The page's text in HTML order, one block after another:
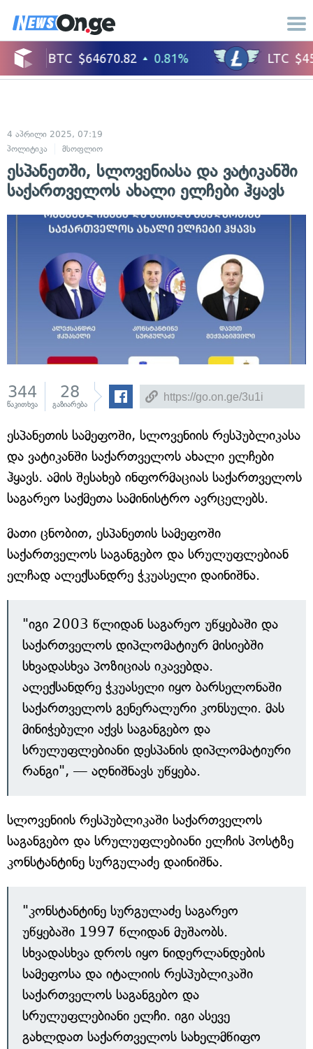
4 აპრილი 2025, 07:19
პოლიტიკა
მსოფლიო
ესპანეთში, სლოვენიასა და ვატიკანში
საქართველოს ახალი ელჩები ჰყავს
344
წაკითხვა
28
გაზიარება
ესპანეთის სამეფოში, სლოვენიის რესპუბლიკასა
და ვატიკანში საქართველოს ახალი ელჩები
ჰყავს. ამის შესახებ ინფორმაციას საქართველოს
საგარეო საქმეთა სამინისტრო ავრცელებს.
მათი ცნობით, ესპანეთის სამეფოში
საქართველოს საგანგებო და სრულუფლებიან
ელჩად ალექსანდრე ჭკუასელი დაინიშნა.
"იგი 2003 წლიდან საგარეო უწყებაში და
საქართველოს დიპლომატიურ მისიებში
სხვადასხვა პოზიციას იკავებდა.
ალექსანდრე ჭკუასელი იყო ბარსელონაში
საქართველოს გენერალური კონსული. მას
მინიჭებული აქვს საგანგებო და
სრულუფლებიანი დესპანის დიპლომატიური
რანგი", — აღნიშნავს უწყება.
სლოვენიის რესპუბლიკაში საქართველოს
საგანგებო და სრულუფლებიანი ელჩის პოსტზე
კონსტანტინე სურგულაძე დაინიშნა.
"კონსტანტინე სურგულაძე საგარეო
უწყებაში 1997 წლიდან მუშაობს.
სხვადასხვა დროს იყო ნიდერლანდების
სამეფოსა და იტალიის რესპუბლიკაში
საქართველოს საგანგებო და
სრულუფლებიანი ელჩი. იგი ასევე
გახლდათ საქართველოს სახელმწიფო